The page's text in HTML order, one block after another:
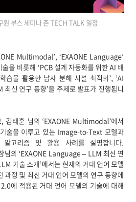
원 부스 세미나 존 TECH TALK 일정
Multimodal’, ‘EXAONE Language’
을 비롯해 ‘PCB 설계 자동화를 위한 AI 배
습을 활용한 납사 분해 시설 최적화’, ‘AI
신 연구 동향’을 주제로 발표가 진행됩니
태훈 님의 ‘EXAONE Multimodal’에서
술을 이루고 있는 Image-to-Text 모델과
고리즘 및 활용 사례를 설명합니다.
님의 ‘EXAONE Language – LLM 최신 연
기술 소개’에서는 현재의 거대 언어 모델
과정 및 최신 거대 언어 모델의 연구 동향에
에 적용된 거대 언어 모델의 기술에 대해